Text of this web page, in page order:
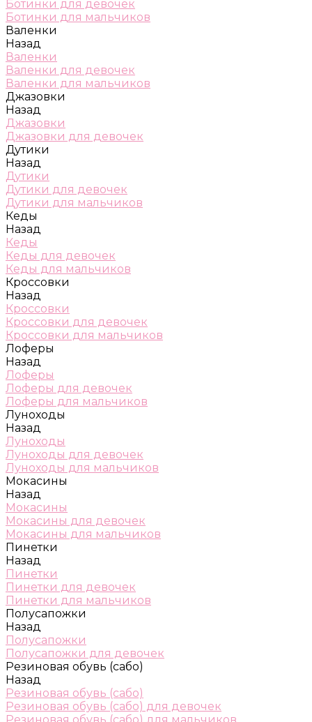
Ботинки для девочек
Ботинки для мальчиков
Валенки
Назад
Валенки
Валенки для девочек
Валенки для мальчиков
Джазовки
Назад
Джазовки
Джазовки для девочек
Дутики
Назад
Дутики
Дутики для девочек
Дутики для мальчиков
Кеды
Назад
Кеды
Кеды для девочек
Кеды для мальчиков
Кроссовки
Назад
Кроссовки
Кроссовки для девочек
Кроссовки для мальчиков
Лоферы
Назад
Лоферы
Лоферы для девочек
Лоферы для мальчиков
Луноходы
Назад
Луноходы
Луноходы для девочек
Луноходы для мальчиков
Мокасины
Назад
Мокасины
Мокасины для девочек
Мокасины для мальчиков
Пинетки
Назад
Пинетки
Пинетки для девочек
Пинетки для мальчиков
Полусапожки
Назад
Полусапожки
Полусапожки для девочек
Резиновая обувь (сабо)
Назад
Резиновая обувь (сабо)
Резиновая обувь (сабо) для девочек